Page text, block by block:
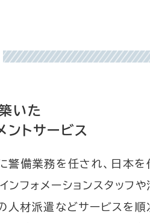
いた
トサービス
警備業務を任され、日本を
フォメーションスタッフや
人材派遣などサービスを順